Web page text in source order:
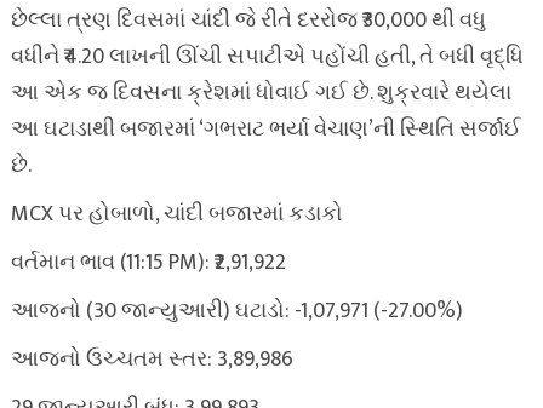
છેલ્લા ત્રણ દિવસમાં ચાંદી જે રીતે દરરોજ ₹30,000 થી વધુ
વધીને ₹4.20 લાખની ઊંચી સપાટીએ પહોંચી હતી, તે બધી વૃદ્ધિ
આ એક જ દિવસના ક્રેશમાં ધોવાઈ ગઈ છે. શુક્રવારે થયેલા
આ ઘટાડાથી બજારમાં ‘ગભરાટ ભર્યા વેચાણ’ની સ્થિતિ સર્જાઈ
છે.
MCX પર હોબાળો, ચાંદી બજારમાં કડાકો
વર્તમાન ભાવ (11:15 PM): ₹2,91,922
આજનો (30 જાન્યુઆરી) ઘટાડો: -1,07,971 (-27.00%)
આજનો ઉચ્ચતમ સ્તર: 3,89,986